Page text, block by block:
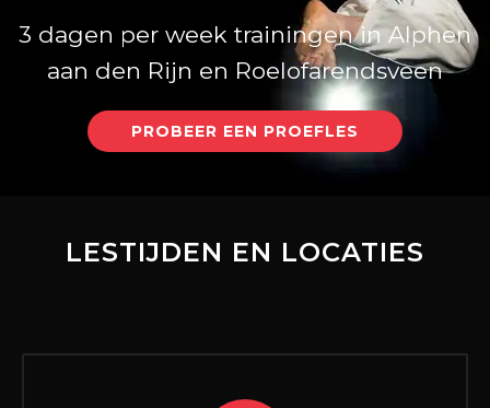
3 dagen per week trainingen in Alphen
aan den Rijn en Roelofarendsveen
PROBEER EEN PROEFLES
LESTIJDEN EN LOCATIES